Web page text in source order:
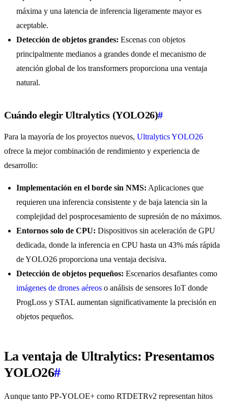
máxima y una latencia de inferencia ligeramente mayor es
aceptable.
Detección de objetos grandes: Escenas con objetos
principalmente medianos a grandes donde el mecanismo de
atención global de los transformers proporciona una ventaja
natural.
Cuándo elegir Ultralytics (YOLO26)#
Para la mayoría de los proyectos nuevos, Ultralytics YOLO26
ofrece la mejor combinación de rendimiento y experiencia de
desarrollo:
Implementación en el borde sin NMS: Aplicaciones que
requieren una inferencia consistente y de baja latencia sin la
complejidad del posprocesamiento de supresión de no máximos.
Entornos solo de CPU: Dispositivos sin aceleración de GPU
dedicada, donde la inferencia en CPU hasta un 43% más rápida
de YOLO26 proporciona una ventaja decisiva.
Detección de objetos pequeños: Escenarios desafiantes como
imágenes de drones aéreos o análisis de sensores IoT donde
ProgLoss y STAL aumentan significativamente la precisión en
objetos pequeños.
La ventaja de Ultralytics: Presentamos
YOLO26#
Aunque tanto PP-YOLOE+ como RTDETRv2 representan hitos